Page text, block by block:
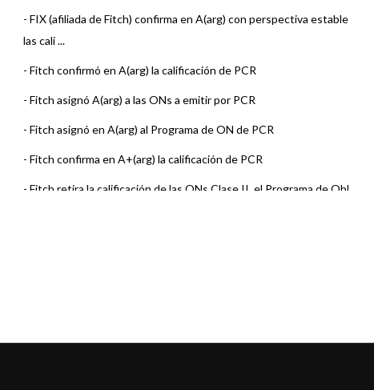
- FIX (afiliada de Fitch) confirma en A(arg) con perspectiva estable
las cali ...
- Fitch confirmó en A(arg) la calificación de PCR
- Fitch asignó A(arg) a las ONs a emitir por PCR
- Fitch asignó en A(arg) al Programa de ON de PCR
- Fitch confirma en A+(arg) la calificación de PCR
- Fitch retira la calificación de las ONs Clase II, el Programa de Obl ...